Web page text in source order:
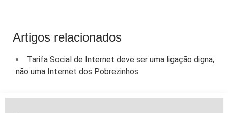
Artigos relacionados
Tarifa Social de Internet deve ser uma ligação digna,
não uma Internet dos Pobrezinhos